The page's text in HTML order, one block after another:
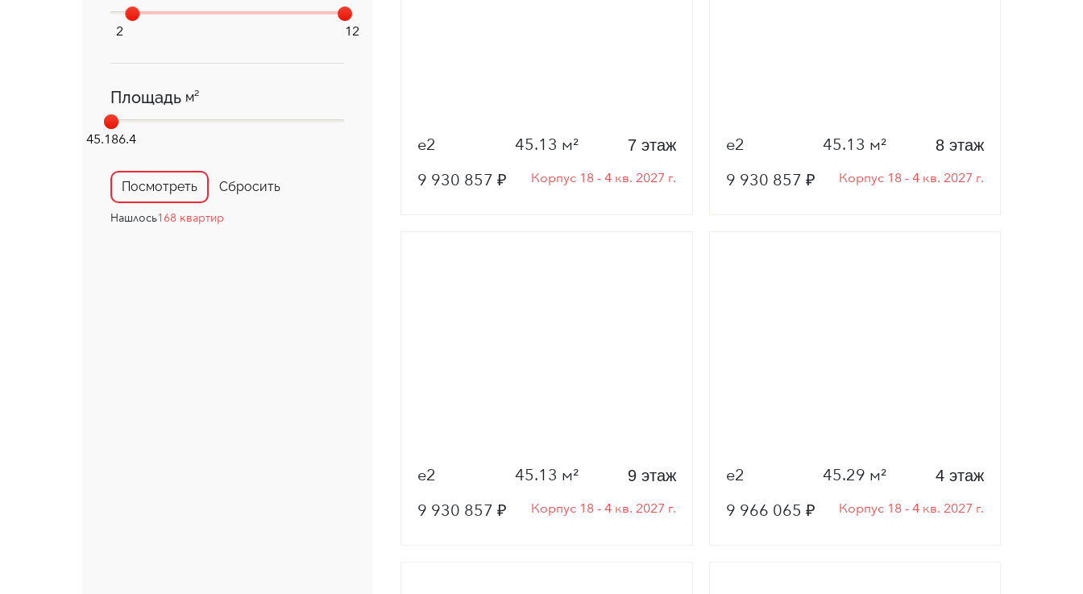
2 12
Площадь м²
45.186.4
Посмотреть Сбросить
Нашлось168 квартир
е2 45.13 м² 7 этаж
9 930 857 ₽ Корпус 18 - 4 кв. 2027 г.
е2 45.13 м² 8 этаж
9 930 857 ₽ Корпус 18 - 4 кв. 2027 г.
е2 45.13 м² 9 этаж
9 930 857 ₽ Корпус 18 - 4 кв. 2027 г.
е2 45.29 м² 4 этаж
9 966 065 ₽ Корпус 18 - 4 кв. 2027 г.